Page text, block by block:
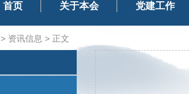
首页 关于本会 党建工作
> 资讯信息 > 正文